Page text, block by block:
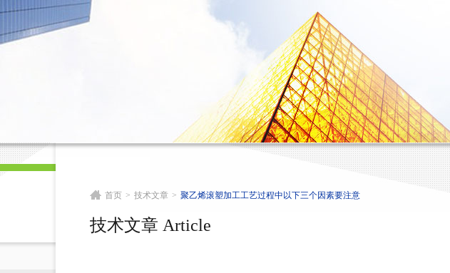
首页 > 技术文章 > 聚乙烯滚塑加工工艺过程中以下三个因素要注意
技术文章 Article